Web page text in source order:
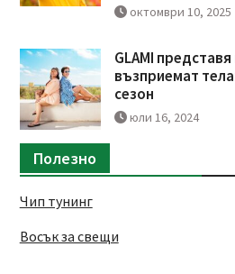
октомври 10, 2025
GLAMI
възприемат
сезон
юли 16, 2024
Полезно
Чип тунинг
Восък за свещи